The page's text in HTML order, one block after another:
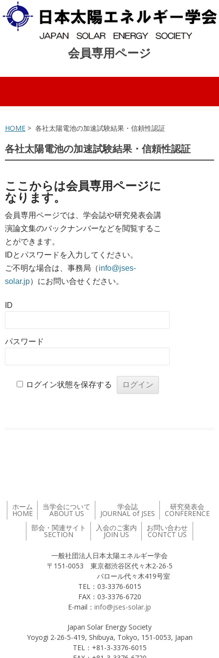
会員専用ページ
コンテンツへスキップ
HOME > 各社太陽電池の加速試験結果・信頼性認証
各社太陽電池の加速試験結果・信頼性認証
ここからは会員専用ページに
なります。
会員専用ページでは、学会誌や研究発表会講
演論文集のバックナンバーなどを閲覧するこ
とができます。
IDとパスワードを入力してください。
ご不明な場合は、事務局（info@jses-
solar.jp）にお問い合せください。
ID
パスワード
ログイン状態を保存する
ホーム
HOME
当学会について
ABOUT US
学会誌
JOURNAL of JSES
研究発表会
CONFERENCE
部会・関連サイト
SECTION
入会のご案内
JOIN US
お問い合わせ
CONTCT US
一般社団法人日本太陽エネルギー学会
〒151-0053 東京都渋谷区代々木2-26-5
バロール代々木419号室
TEL：03-3376-6015
FAX：03-3376-6720
E-mail： info@jses-solar.jp
Japan Solar Energy Society
Yoyogi 2-26-5-419, Shibuya, Tokyo, 151-0053, Japan
TEL：+81-3-3376-6015